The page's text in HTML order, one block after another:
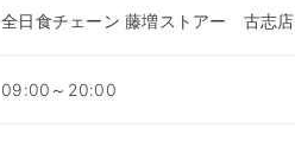
全日食チェーン 藤増ストアー 古志店
09:00～20:00